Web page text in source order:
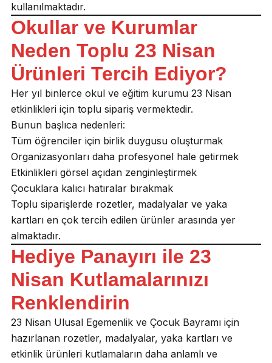
kullanılmaktadır.
Okullar ve Kurumlar
Neden Toplu 23 Nisan
Ürünleri Tercih Ediyor?
Her yıl binlerce okul ve eğitim kurumu 23 Nisan
etkinlikleri için toplu sipariş vermektedir.
Bunun başlıca nedenleri:
Tüm öğrenciler için birlik duygusu oluşturmak
Organizasyonları daha profesyonel hale getirmek
Etkinlikleri görsel açıdan zenginleştirmek
Çocuklara kalıcı hatıralar bırakmak
Toplu siparişlerde rozetler, madalyalar ve yaka
kartları en çok tercih edilen ürünler arasında yer
almaktadır.
Hediye Panayırı ile 23
Nisan Kutlamalarınızı
Renklendirin
23 Nisan Ulusal Egemenlik ve Çocuk Bayramı için
hazırlanan rozetler, madalyalar, yaka kartları ve
etkinlik ürünleri kutlamaların daha anlamlı ve